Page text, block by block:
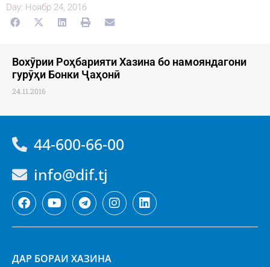
Day: Ноябр 24, 2016
Вохӯрии Роҳбарияти Хазина бо намояндагони
гурӯҳи Бонки Ҷаҳонӣ
24.11.2016
44-600-66-00
info@dif.tj
ДАР БОРАИ ХАЗИНА